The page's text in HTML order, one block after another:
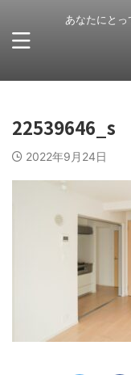
あなたにと
22539646_s
2022年9月24日